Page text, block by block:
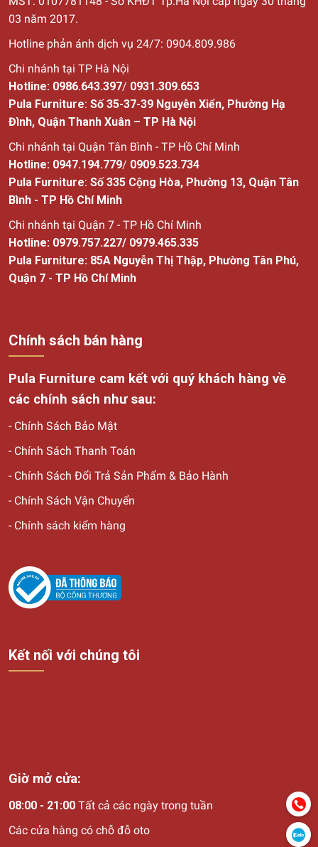
03 năm 2017.
Hotline phản ánh dịch vụ 24/7: 0904.809.986
Chi nhánh tại TP Hà Nội
Hotline: 0986.643.397/ 0931.309.653
Pula Furniture: Số 35-37-39 Nguyễn Xiển, Phường Hạ
Đình, Quận Thanh Xuân – TP Hà Nội
Chi nhánh tại Quận Tân Bình - TP Hồ Chí Minh
Hotline: 0947.194.779/ 0909.523.734
Pula Furniture: Số 335 Cộng Hòa, Phường 13, Quận Tân
Bình - TP Hồ Chí Minh
Chi nhánh tại Quận 7 - TP Hồ Chí Minh
Hotline: 0979.757.227/ 0979.465.335
Pula Furniture: 85A Nguyễn Thị Thập, Phường Tân Phú,
Quận 7 - TP Hồ Chí Minh
Chính sách bán hàng
Pula Furniture cam kết với quý khách hàng về
các chính sách như sau:
- Chính Sách Bảo Mật
- Chính Sách Thanh Toán
- Chính Sách Đổi Trả Sản Phẩm & Bảo Hành
- Chính Sách Vận Chuyển
- Chính sách kiểm hàng
Kết nối với chúng tôi
Giờ mở cửa:
08:00 - 21:00 Tất cả các ngày trong tuần
Các cửa hàng có chỗ đỗ oto